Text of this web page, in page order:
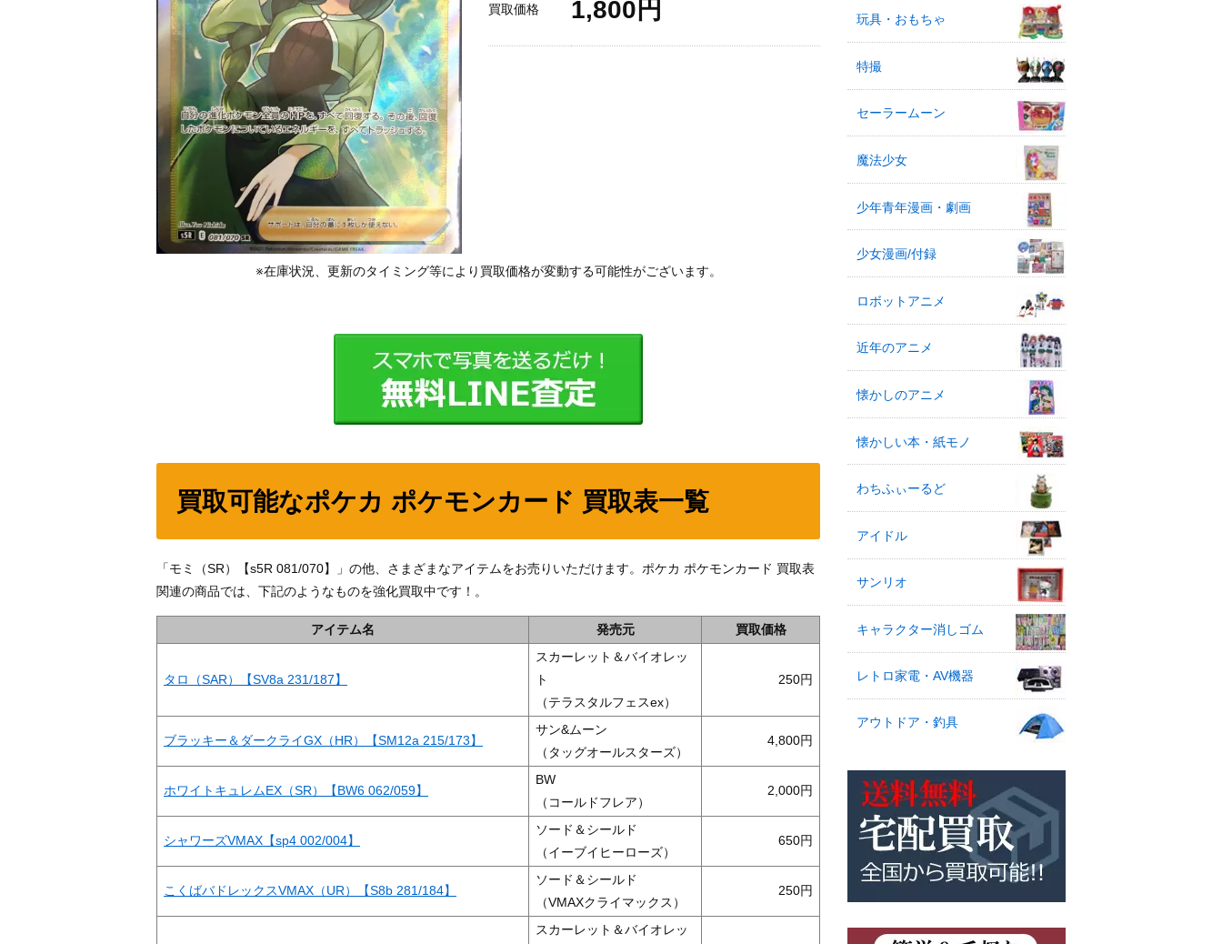
買取価格 1,800円
※在庫状況、更新のタイミング等により買取価格が変動する可能性がございます。
買取可能なポケカ ポケモンカード 買取表一覧
「モミ（SR）【s5R 081/070】」の他、さまざまなアイテムをお売りいただけます。ポケカ ポケモンカード 買取表
関連の商品では、下記のようなものを強化買取中です！。
アイテム名 発売元 買取価格
タロ（SAR）【SV8a 231/187】
スカーレット＆バイオレッ
ト
（テラスタルフェスex）
250
ブラッキー＆ダークライGX（HR）【SM12a 215/173】
サン&ムーン
（タッグオールスターズ）
4,800
ホワイトキュレムEX（SR）【BW6 062/059】
BW
（コールドフレア）
2,000
シャワーズVMAX【sp4 002/004】
ソード＆シールド
（イーブイヒーローズ）
650
こくばバドレックスVMAX（UR）【S8b 281/184】
ソード＆シールド
（VMAXクライマックス）
250
スカーレット＆バイオレッ
玩具・おもちゃ
特撮
セーラームーン
魔法少女
少年青年漫画・劇画
少女漫画/付録
ロボットアニメ
近年のアニメ
懐かしのアニメ
懐かしい本・紙モノ
わちふぃーるど
アイドル
サンリオ
キャラクター消しゴム
レトロ家電・AV機器
アウトドア・釣具